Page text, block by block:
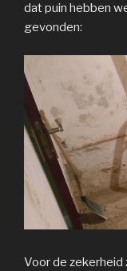
dat puin hebben
gevonden:
Voor de zekerheid